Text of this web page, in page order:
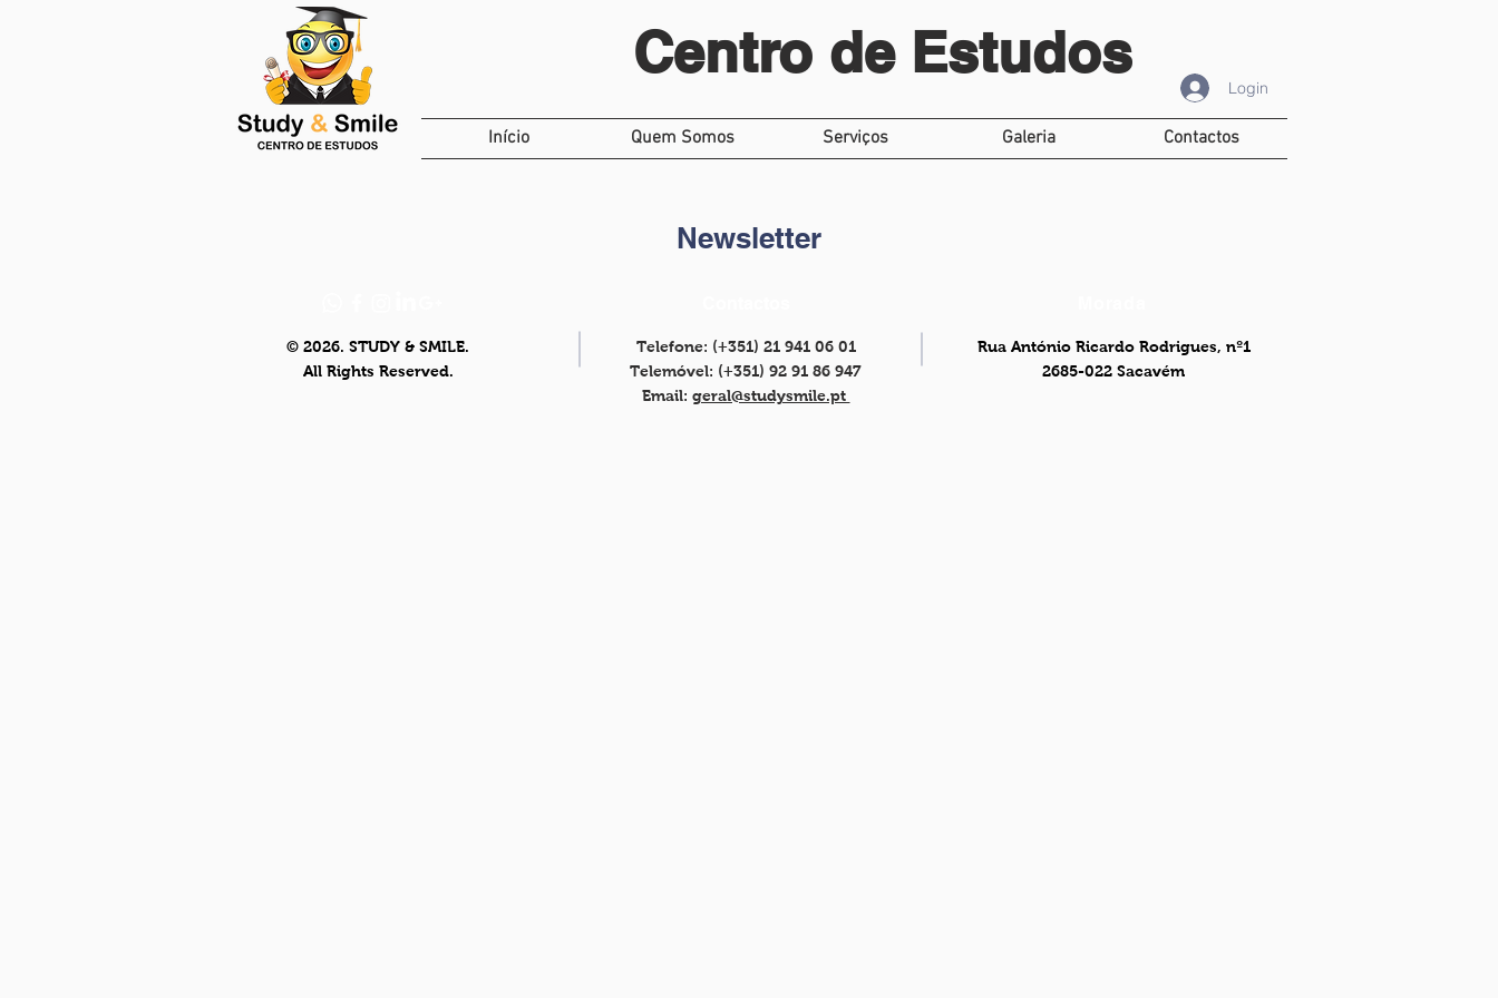
Centro de Estudos
Login
Início Quem Somos Serviços Galeria Contactos
Newsletter
© 2026. STUDY & SMILE.
All Rights Reserved.
Telefone: (+351) 21 941 06 01
Telemóvel: (+351) 92 91 86 947
Email: geral@studysmile.pt
Rua António Ricardo Rodrigues, nº1
2685-022 Sacavém